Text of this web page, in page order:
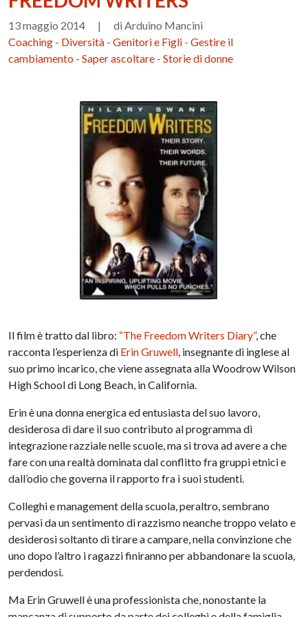
13 maggio 2014 |
di Arduino Mancini
Coaching - Diversità -Genitori e Figli -Gestire il
cambiamento -Saper ascoltare -Storie di donne
Il film è tratto dal libro: “The Freedom Writers Diary”, che
racconta l’esperienza di Erin Gruwell, insegnante di inglese al
suo primo incarico, che viene assegnata alla Woodrow Wilson
High School di Long Beach, in California.
Erin è una donna energica ed entusiasta del suo lavoro,
desiderosa di dare il suo contributo al programma di
integrazione razziale nelle scuole, ma si trova ad avere a che
fare con una realtà dominata dal conflitto fra gruppi etnici e
dall’odio che governa il rapporto fra i suoi studenti.
Colleghi e management della scuola, peraltro, sembrano
pervasi da un sentimento di razzismo neanche troppo velato e
desiderosi soltanto di tirare a campare, nella convinzione che
uno dopo l’altro i ragazzi finiranno per abbandonare la scuola,
perdendosi.
Ma Erin Gruwell è una professionista che, nonostante la